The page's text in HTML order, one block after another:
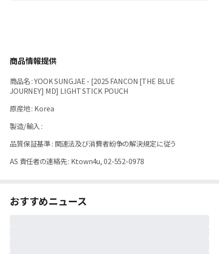
商品情報提供
商品名:YOOK SUNGJAE - [2025 FANCON [THE BLUE
JOURNEY] MD] LIGHT STICK POUCH
原産地: Korea
製造/輸入:
品質保証基準: 関連法及び消費者紛争の解決規定に従う
AS 責任者の連絡先: Ktown4u, 02-552-0978
おすすめニュース